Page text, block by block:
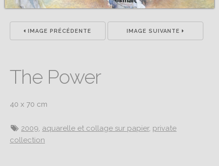
IMAGE PRÉCÉDENTE IMAGE SUIVANTE
The Power
40 x 70 cm
2009, aquarelle et collage sur papier, private
collection